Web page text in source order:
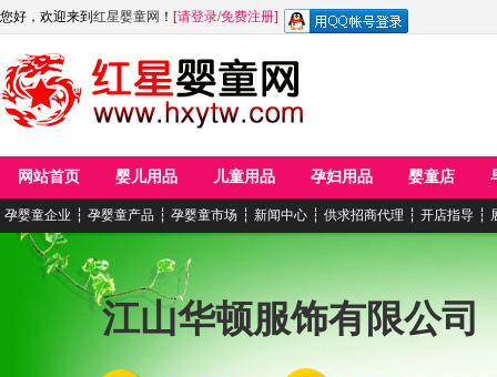
您好，欢迎来到 红星婴童网 ！ [请登录/免费注册]
网站首页 婴儿用品 儿童用品 孕妇用品 婴童店
孕婴童企业 ┆ 孕婴童产品 ┆ 孕婴童市场 ┆ 新闻中心 ┆ 供求招商代理 ┆ 开店指导 ┆
江山华顿服饰有限公司